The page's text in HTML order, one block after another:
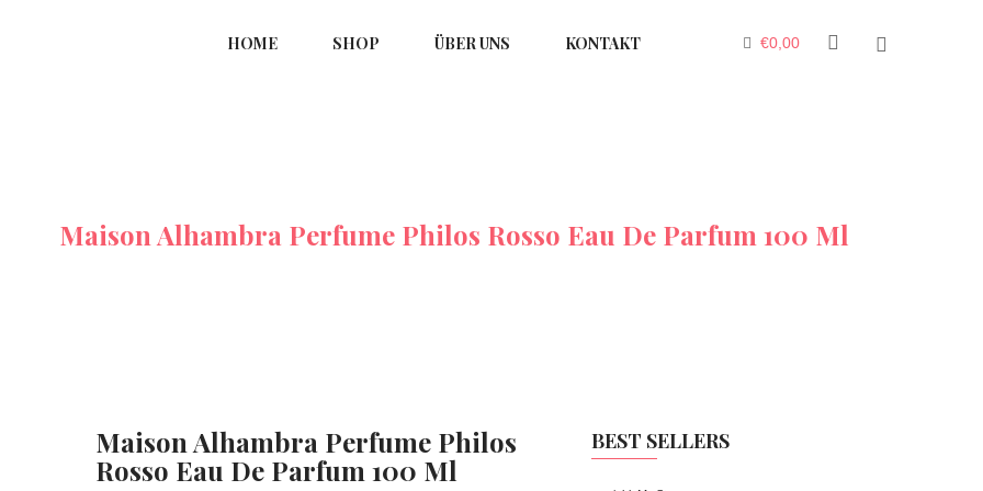
HOME SHOP ÜBER UNS KONTAKT €0,00
Maison Alhambra Perfume Philos Rosso Eau De Parfum 100 Ml
Maison Alhambra Perfume Philos
Rosso Eau De Parfum 100 Ml
BEST SELLERS